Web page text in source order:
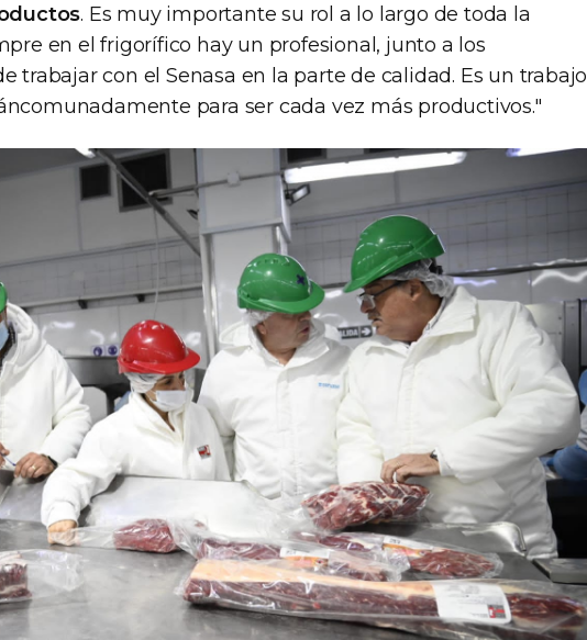
. Es muy importante su rol a lo largo de toda la
en el frigorífico hay un profesional, junto a los
trabajar con el Senasa en la parte de calidad. Es un trabajo
para ser cada vez más productivos."